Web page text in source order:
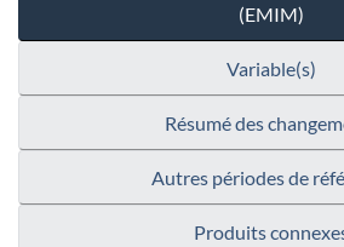
(EMIM)
Variable(s)
Résumé des
Autres périodes de
Produits